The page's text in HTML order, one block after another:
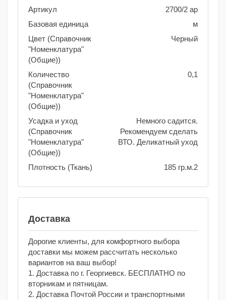
Артикул
2700/2 ар
Базовая единица
м
Цвет (Справочник
"Номенклатура"
(Общие))
Черный
Количество
(Справочник
"Номенклатура"
(Общие))
0,1
Усадка и уход
(Справочник
"Номенклатура"
(Общие))
Немного садится.
Рекомендуем сделать
ВТО. Деликатный уход
Плотность (Ткань) 185 гр.м.2
Доставка
Дорогие клиенты, для комфортного выбора
доставки мы можем рассчитать несколько
вариантов на ваш выбор!
1. Доставка по г. Георгиевск. БЕСПЛАТНО по
вторникам и пятницам.
2. Доставка Почтой России и транспортными